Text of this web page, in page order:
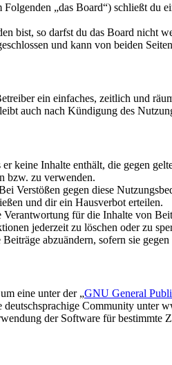
„das Board“) schließt du
bist, so darfst du das Board nicht
und kann von beiden
ein einfaches, zeitlich und
auch nach Kündigung des
keine Inhalte enthält, die gegen
bzw. zu verwenden.
Verstößen gegen diese
und dir ein Hausverbot erteilen.
für die Inhalte von
jederzeit zu löschen oder zu
abzuändern, sofern sie
eine unter der „GNU General
Community
der Software für bestimmte